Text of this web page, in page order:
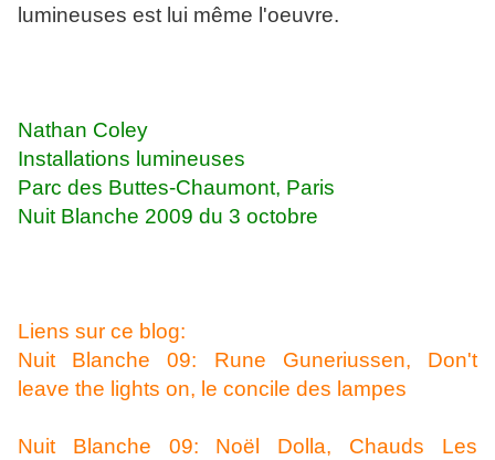
lumineuses est lui même l'oeuvre.
Nathan Coley
Installations lumineuses
Parc des Buttes-Chaumont, Paris
Nuit Blanche 2009 du 3 octobre
Liens sur ce blog:
Nuit Blanche 09: Rune Guneriussen, Don't
leave the lights on, le concile des lampes
Nuit Blanche 09: Noël Dolla, Chauds Les